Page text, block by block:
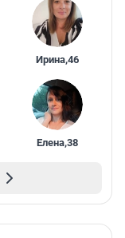
Ирина,46
Елена,38